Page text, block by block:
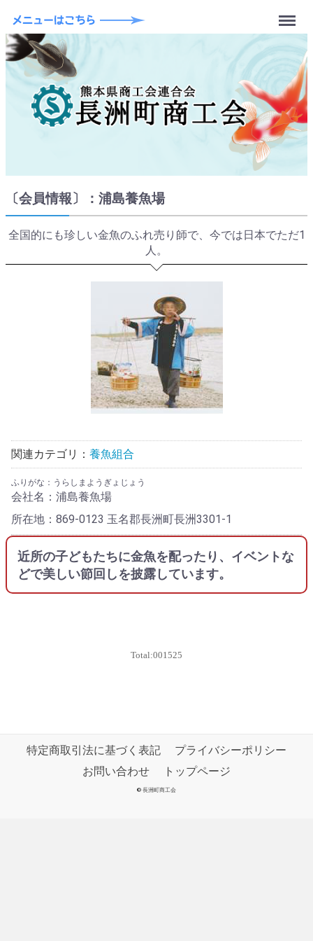
Menu
〔会員情報〕：浦島養魚場
全国的にも珍しい金魚のふれ売り師で、今では日本でただ1
人。
関連カテゴリ： 養魚組合
ふりがな：うらしまようぎょじょう
会社名：浦島養魚場
所在地：869-0123 玉名郡長洲町長洲3301-1
近所の子どもたちに金魚を配ったり、イベントな
どで美しい節回しを披露しています。
特定商取引法に基づく表記
プライバシーポリシー
お問い合わせ
トップページ
© 長洲町商工会